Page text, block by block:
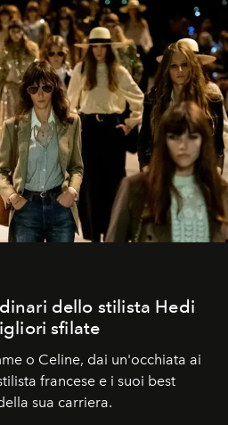
dello stilista Hedi
sfilate
o Celine, dai un'occhiata ai
francese e i suoi best
sua carriera.